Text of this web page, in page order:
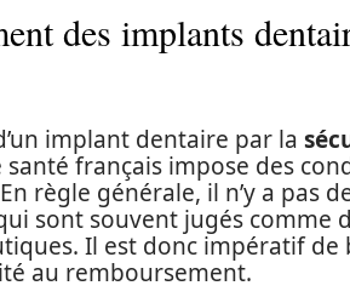
des implants
implant dentaire par la
français impose des
règle générale, il n’y a pas
sont souvent jugés comme
Il est donc impératif de
au remboursement.